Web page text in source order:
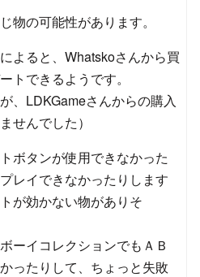
物の可能性があります。
よると、Whatskoさんから買
トできるようです。
、LDKGameさんからの購入
せんでした）
ボタンが使用できなかった
レイできなかったりします
が効かない物がありそ
ーイコレクションでもＡＢ
ったりして、ちょっと失敗